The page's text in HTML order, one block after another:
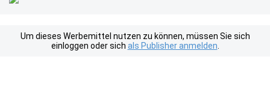
Um dieses Werbemittel nutzen zu können, müssen Sie sich
einloggen oder sich als Publisher anmelden